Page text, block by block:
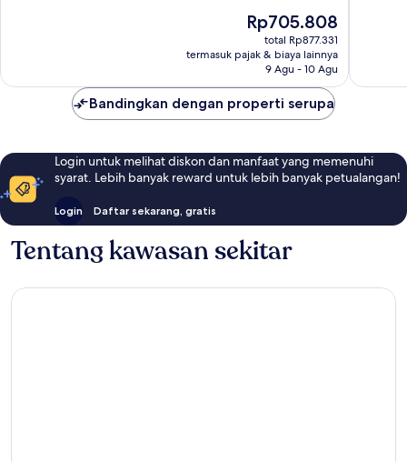
Harga
sekarang
Rp705.808
Rp705.808
total Rp877.331
termasuk pajak & biaya lainnya
9 Agu - 10 Agu
Bandingkan dengan properti serupa
Login untuk melihat diskon dan manfaat yang memenuhi
syarat. Lebih banyak reward untuk lebih banyak petualangan!
Login Daftar sekarang, gratis
Tentang kawasan sekitar